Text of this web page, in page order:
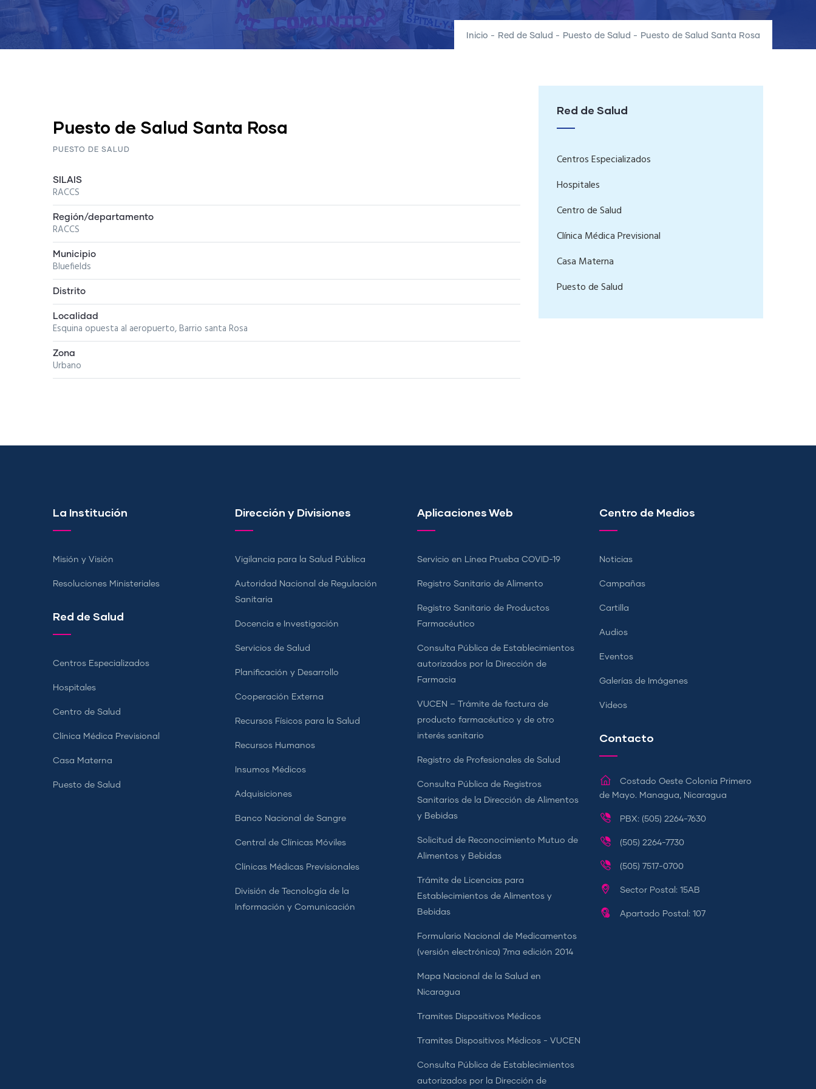
Inicio - Red de Salud - Puesto de Salud - Puesto de Salud Santa Rosa
Puesto de Salud Santa Rosa
PUESTO DE SALUD
SILAIS
RACCS
Región/departamento
RACCS
Municipio
Bluefields
Distrito
Localidad
Esquina opuesta al aeropuerto, Barrio santa Rosa
Zona
Urbano
Red de Salud
Centros Especializados
Hospitales
Centro de Salud
Clínica Médica Previsional
Casa Materna
Puesto de Salud
La Institución
Misión y Visión
Resoluciones Ministeriales
Red de Salud
Centros Especializados
Hospitales
Centro de Salud
Clínica Médica Previsional
Casa Materna
Puesto de Salud
Dirección y Divisiones
Vigilancia para la Salud Pública
Autoridad Nacional de Regulación
Sanitaria
Docencia e Investigación
Servicios de Salud
Planificación y Desarrollo
Cooperación Externa
Recursos Físicos para la Salud
Recursos Humanos
Insumos Médicos
Adquisiciones
Banco Nacional de Sangre
Central de Clínicas Móviles
Clínicas Médicas Previsionales
División de Tecnología de la
Información y Comunicación
Aplicaciones Web
Servicio en Línea Prueba COVID-19
Registro Sanitario de Alimento
Registro Sanitario de Productos
Farmacéutico
Consulta Pública de Establecimientos
autorizados por la Dirección de
Farmacia
VUCEN – Trámite de factura de
producto farmacéutico y de otro
interés sanitario
Registro de Profesionales de Salud
Consulta Pública de Registros
Sanitarios de la Dirección de Alimentos
y Bebidas
Solicitud de Reconocimiento Mutuo de
Alimentos y Bebidas
Trámite de Licencias para
Establecimientos de Alimentos y
Bebidas
Formulario Nacional de Medicamentos
(versión electrónica) 7ma edición 2014
Mapa Nacional de la Salud en
Nicaragua
Tramites Dispositivos Médicos
Tramites Dispositivos Médicos - VUCEN
Consulta Pública de Establecimientos
autorizados por la Dirección de
Centro de Medios
Noticias
Campañas
Cartilla
Audios
Eventos
Galerías de Imágenes
Videos
Contacto
Costado Oeste Colonia Primero
de Mayo. Managua, Nicaragua
PBX: (505) 2264-7630
(505) 2264-7730
(505) 7517-0700
Sector Postal: 15AB
Apartado Postal: 107